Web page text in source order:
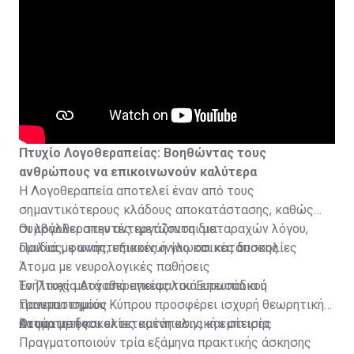
Πτυχίο Λογοθεραπείας: Βοηθώντας τους
ανθρώπους να επικοινωνούν καλύτερα
Η Λογοθεραπεία αποτελεί έναν από τους
σημαντικότερους κλάδους αποκατάστασης, καθώς
συμβάλλει στην αντιμετώπιση διαταραχών λόγου,
ομιλίας, φωνής, επικοινωνίας και κατάποσης.
Οι λογοθεραπευτές εργάζονται με:
Παιδιά με αναπτυξιακές ή γλωσσικές δυσκολίες
Άτομα με νευρολογικές παθήσεις
Ενήλικες μετά από εγκεφαλικά επεισόδια ή
τραυματισμούς
Άτομα με δυσκολίες κατάποσης και σίτισης
ΤοΠτυχίο Λογοθεραπείας του Ευρωπαϊκού
Πανεπιστημίου Κύπρου προσφέρει ισχυρή θεωρητική
κατάρτιση και εκτεταμένη κλινική εμπειρία.
Οι φοιτητές:
Πραγματοποιούν τρία εξάμηνα πρακτικής άσκησης